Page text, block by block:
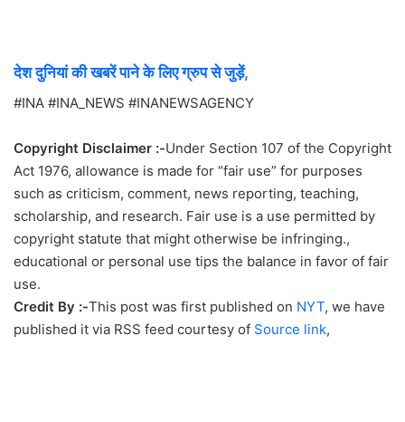
देश दुनियां की खबरें पाने के लिए ग्रुप से जुड़ें,
#INA #INA_NEWS #INANEWSAGENCY
Copyright Disclaimer :-Under Section 107 of the Copyright
Act 1976, allowance is made for “fair use” for purposes
such as criticism, comment, news reporting, teaching,
scholarship, and research. Fair use is a use permitted by
copyright statute that might otherwise be infringing.,
educational or personal use tips the balance in favor of fair
use.
Credit By :-This post was first published on NYT, we have
published it via RSS feed courtesy of Source link,